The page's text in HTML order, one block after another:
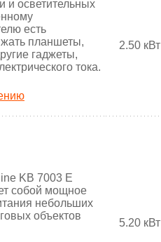
и осветительных
есть
планшеты,
гаджеты,
тока.
2.50 кВт
KB 7003 E
собой мощное
небольших
объектов
5.20 кВт